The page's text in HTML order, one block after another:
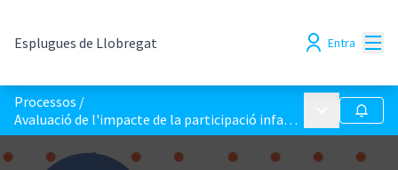
Esplugues de Llobregat Entra
Processos /
Avaluació de l'impacte de la participació infantil i juvenil
Menú Seguir